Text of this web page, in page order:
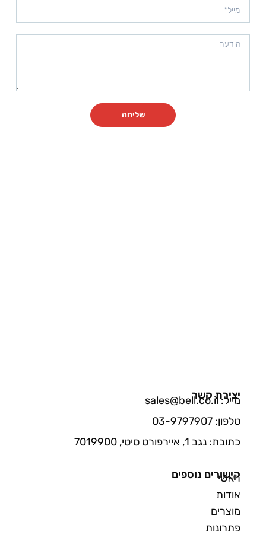
שליחה
קישורים נוספים
ראשי
אודות
מוצרים
פתרונות
יצירת קשר
מייל: sales@bell.co.il
טלפון: 03-9797907
כתובת: נגב 1, איירפורט סיטי, 7019900